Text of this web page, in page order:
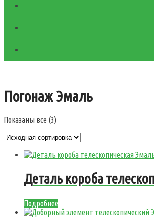
Погонаж Эмаль
Показаны все (3)
Деталь короба
Подробнее